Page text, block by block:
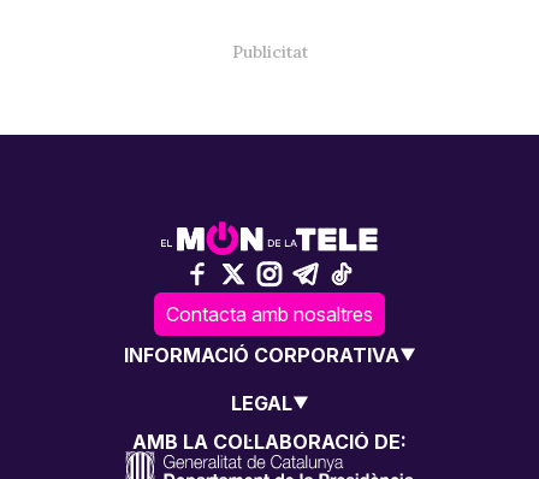
Contacta amb nosaltres
INFORMACIÓ CORPORATIVA
LEGAL
AMB LA COL·LABORACIÓ DE: